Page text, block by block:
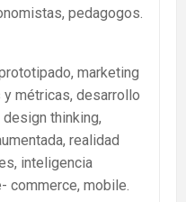
pedagogos.
marketing
métricas, desarrollo
thinking,
realidad
inteligencia
commerce, mobile.